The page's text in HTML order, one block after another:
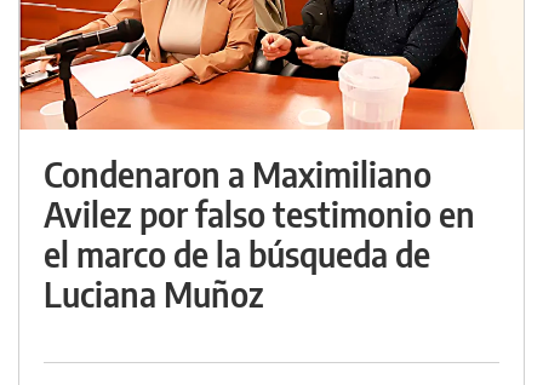
Condenaron a Maximiliano
Avilez por falso testimonio en
el marco de la búsqueda de
Luciana Muñoz